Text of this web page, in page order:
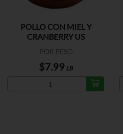
POLLO CON MIEL Y
CRANBERRY US
POR PESO
$7.99 LB